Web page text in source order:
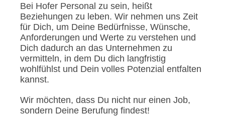
Bei Hofer Personal zu sein, heißt
Beziehungen zu leben. Wir nehmen uns Zeit
für Dich, um Deine Bedürfnisse, Wünsche,
Anforderungen und Werte zu verstehen und
Dich dadurch an das Unternehmen zu
vermitteln, in dem Du dich langfristig
wohlfühlst und Dein volles Potenzial entfalten
kannst.
Wir möchten, dass Du nicht nur einen Job,
sondern Deine Berufung findest!